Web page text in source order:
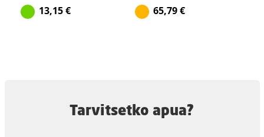
13,15€
65,79€
Tarvitsetko apua?